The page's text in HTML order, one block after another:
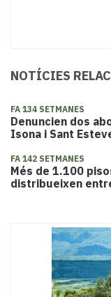
NOTÍCIES
FA 134 SETMANES
Denuncien dos
Isona i Sant
FA 142 SETMANES
Més de 1.100
distribueixen